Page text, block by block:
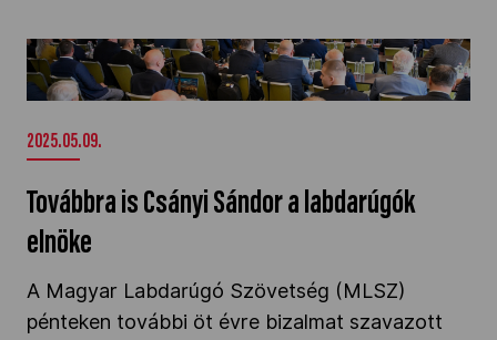
Továbbra is Csányi Sándor a labdarúgók
elnöke" />
2025.05.09.
Továbbra is Csányi Sándor a labdarúgók
elnöke
A Magyar Labdarúgó Szövetség (MLSZ)
pénteken további öt évre bizalmat szavazott